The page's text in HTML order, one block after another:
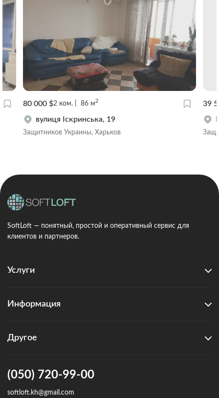
80 000 $2 ком. 86 м2
вулиця Іскринська, 19
Защитников Украины, Харьков
39
SoftLoft — понятный, простой и оперативный сервис для
клиентов и партнеров.
Услуги
Информация
Другое
(050) 720-99-00
softloft.kh@gmail.com